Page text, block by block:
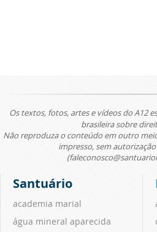
Os textos, fotos, artes e vídeos do A12
brasileira sobre
Não reproduza o conteúdo em outro
impresso, sem
Santuário
academia marial
água mineral aparecida